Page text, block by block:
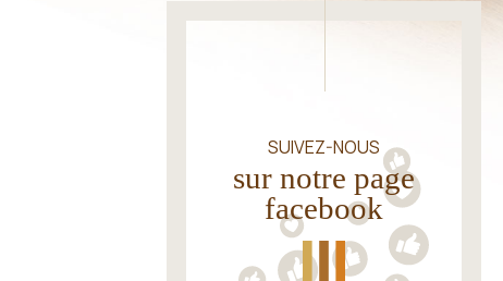
SUIVEZ-NOUS
sur notre page
facebook